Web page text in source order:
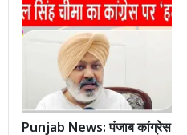
Punjab News: पंजाब कांग्रेस